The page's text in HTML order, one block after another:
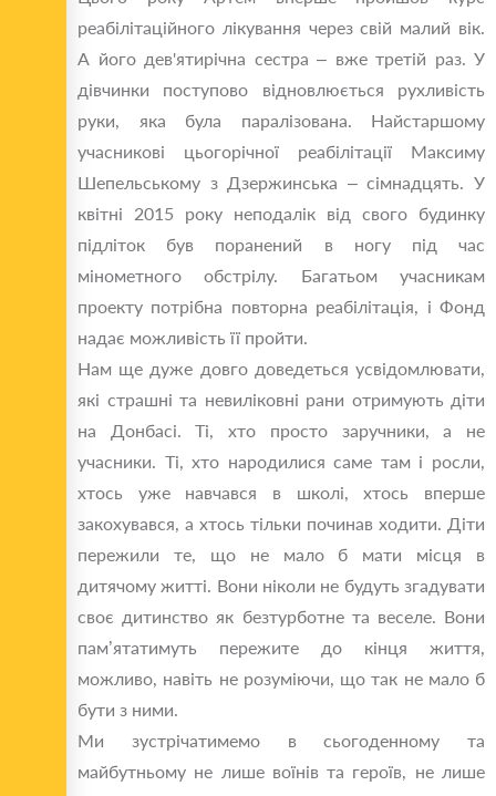
реабілітаційного лікування через свій малий вік.
А його дев'ятирічна сестра – вже третій раз. У
дівчинки поступово відновлюється рухливість
руки, яка була паралізована. Найстаршому
учасникові цьогорічної реабілітації Максиму
Шепельському з Дзержинська – сімнадцять. У
квітні 2015 року неподалік від свого будинку
підліток був поранений в ногу під час
мінометного обстрілу. Багатьом учасникам
проекту потрібна повторна реабілітація, і Фонд
надає можливість її пройти.
Нам ще дуже довго доведеться усвідомлювати,
які страшні та невиліковні рани отримують діти
на Донбасі. Ті, хто просто заручники, а не
учасники. Ті, хто народилися саме там і росли,
хтось уже навчався в школі, хтось вперше
закохувався, а хтось тільки починав ходити. Діти
пережили те, що не мало б мати місця в
дитячому житті. Вони ніколи не будуть згадувати
своє дитинство як безтурботне та веселе. Вони
пам’ятатимуть пережите до кінця життя,
можливо, навіть не розуміючи, що так не мало б
бути з ними.
Ми зустрічатимемо в сьогоденному та
майбутньому не лише воїнів та героїв, не лише